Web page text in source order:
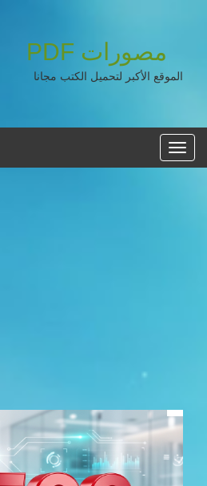
مصورات PDF
الموقع الأكبر لتحميل الكتب مجانا
القائمه
الرئيسية